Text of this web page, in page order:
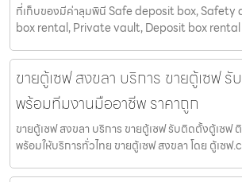
ที่เก็บของมีค่าลุมพินี Safe deposit box, Safety
box rental, Private vault, Deposit box rental
ขายตู้เซฟ สงขลา บริการ ขายตู้เซฟ
พร้อมทีมงานมืออาชีพ ราคาถูก
ขายตู้เซฟ สงขลา บริการ ขายตู้เซฟ รับติดตั้งตู้เซฟ
พร้อมให้บริการทั่วไทย ขายตู้เซฟ สงขลา โดย ตู้เซฟ.c